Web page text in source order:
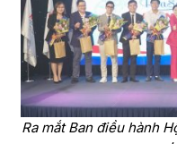
Ra mắt Ban điều hành